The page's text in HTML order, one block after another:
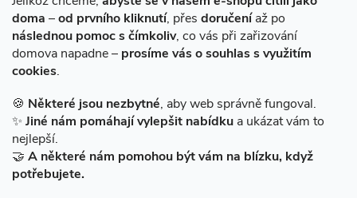
doma –od prvního kliknutí, přes doručeníaž po
následnou pomoc s čímkoliv, co vás při zařizování
domova napadne – prosíme vás o souhlas s využitím
cookies.
🍪 Některé jsou nezbytné, aby web správně fungoval.
✨ Jiné nám pomáhají vylepšit nabídku a ukázat vám to
nejlepší.
🤝 A některé nám pomohou být vám na blízku, když
potřebujete.
Facebook